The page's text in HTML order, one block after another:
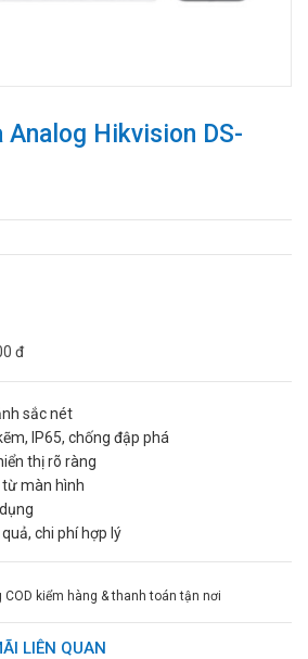
Analog Hikvision DS-
đ
sắc nét
IP65, chống đập phá
thị rõ ràng
màn hình
chi phí hợp lý
kiểm hàng & thanh toán tận nơi
LIÊN QUAN